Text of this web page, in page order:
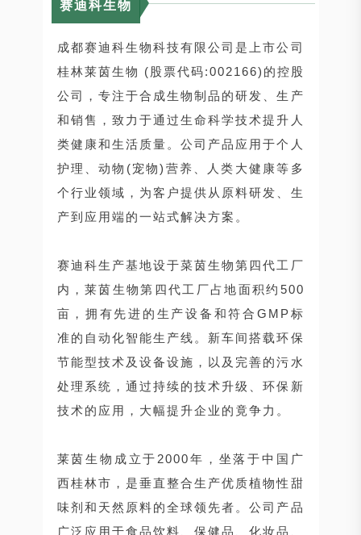
赛迪科生物
成都赛迪科生物科技有限公司是上市公司
桂林莱茵生物 (股票代码:002166)的控股
公司，专注于合成生物制品的研发、生产
和销售，致力于通过生命科学技术提升人
类健康和生活质量。公司产品应用于个人
护理、动物(宠物)营养、人类大健康等多
个行业领域，为客户提供从原料研发、生
产到应用端的一站式解决方案。
赛迪科生产基地设于菜茵生物第四代工厂
内，莱茵生物第四代工厂占地面积约500
亩，拥有先进的生产设备和符合GMP标
准的自动化智能生产线。新车间搭载环保
节能型技术及设备设施，以及完善的污水
处理系统，通过持续的技术升级、环保新
技术的应用，大幅提升企业的竟争力。
莱茵生物成立于2000年，坐落于中国广
西桂林市，是垂直整合生产优质植物性甜
味剂和天然原料的全球领先者。公司产品
广泛应用于食品饮料、保健品、化妆品、